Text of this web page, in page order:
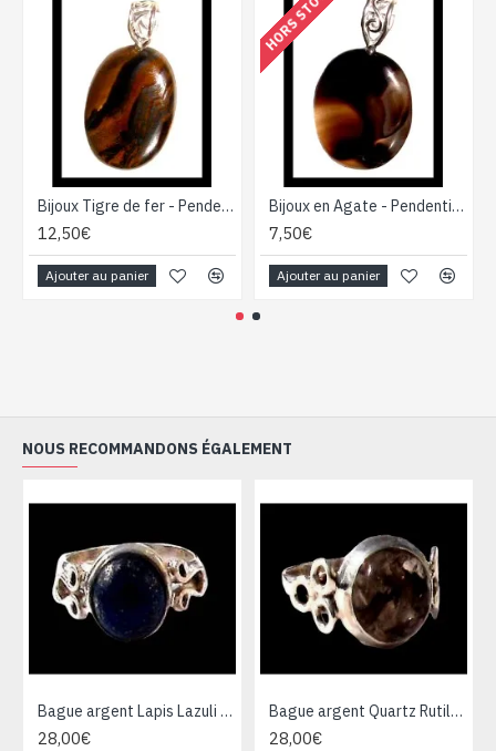
Bijoux Tigre de fer - Pendentif indien - Bijoux fantaisie
12,50€
Ajouter au panier
HORS STOCK
Bijoux en Agate - Pendentif indien - Bijoux fantaisie
7,50€
Ajouter au panier
NOUS RECOMMANDONS ÉGALEMENT
Bague argent Lapis Lazuli - Bijoux Inde - Bijoux indiens
28,00€
Bague argent Quartz Rutile - Bague indienne - Bijoux indiens
28,00€